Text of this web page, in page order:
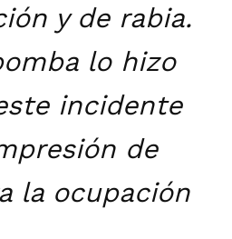
y de rabia.
lo hizo
incidente
de
la ocupación